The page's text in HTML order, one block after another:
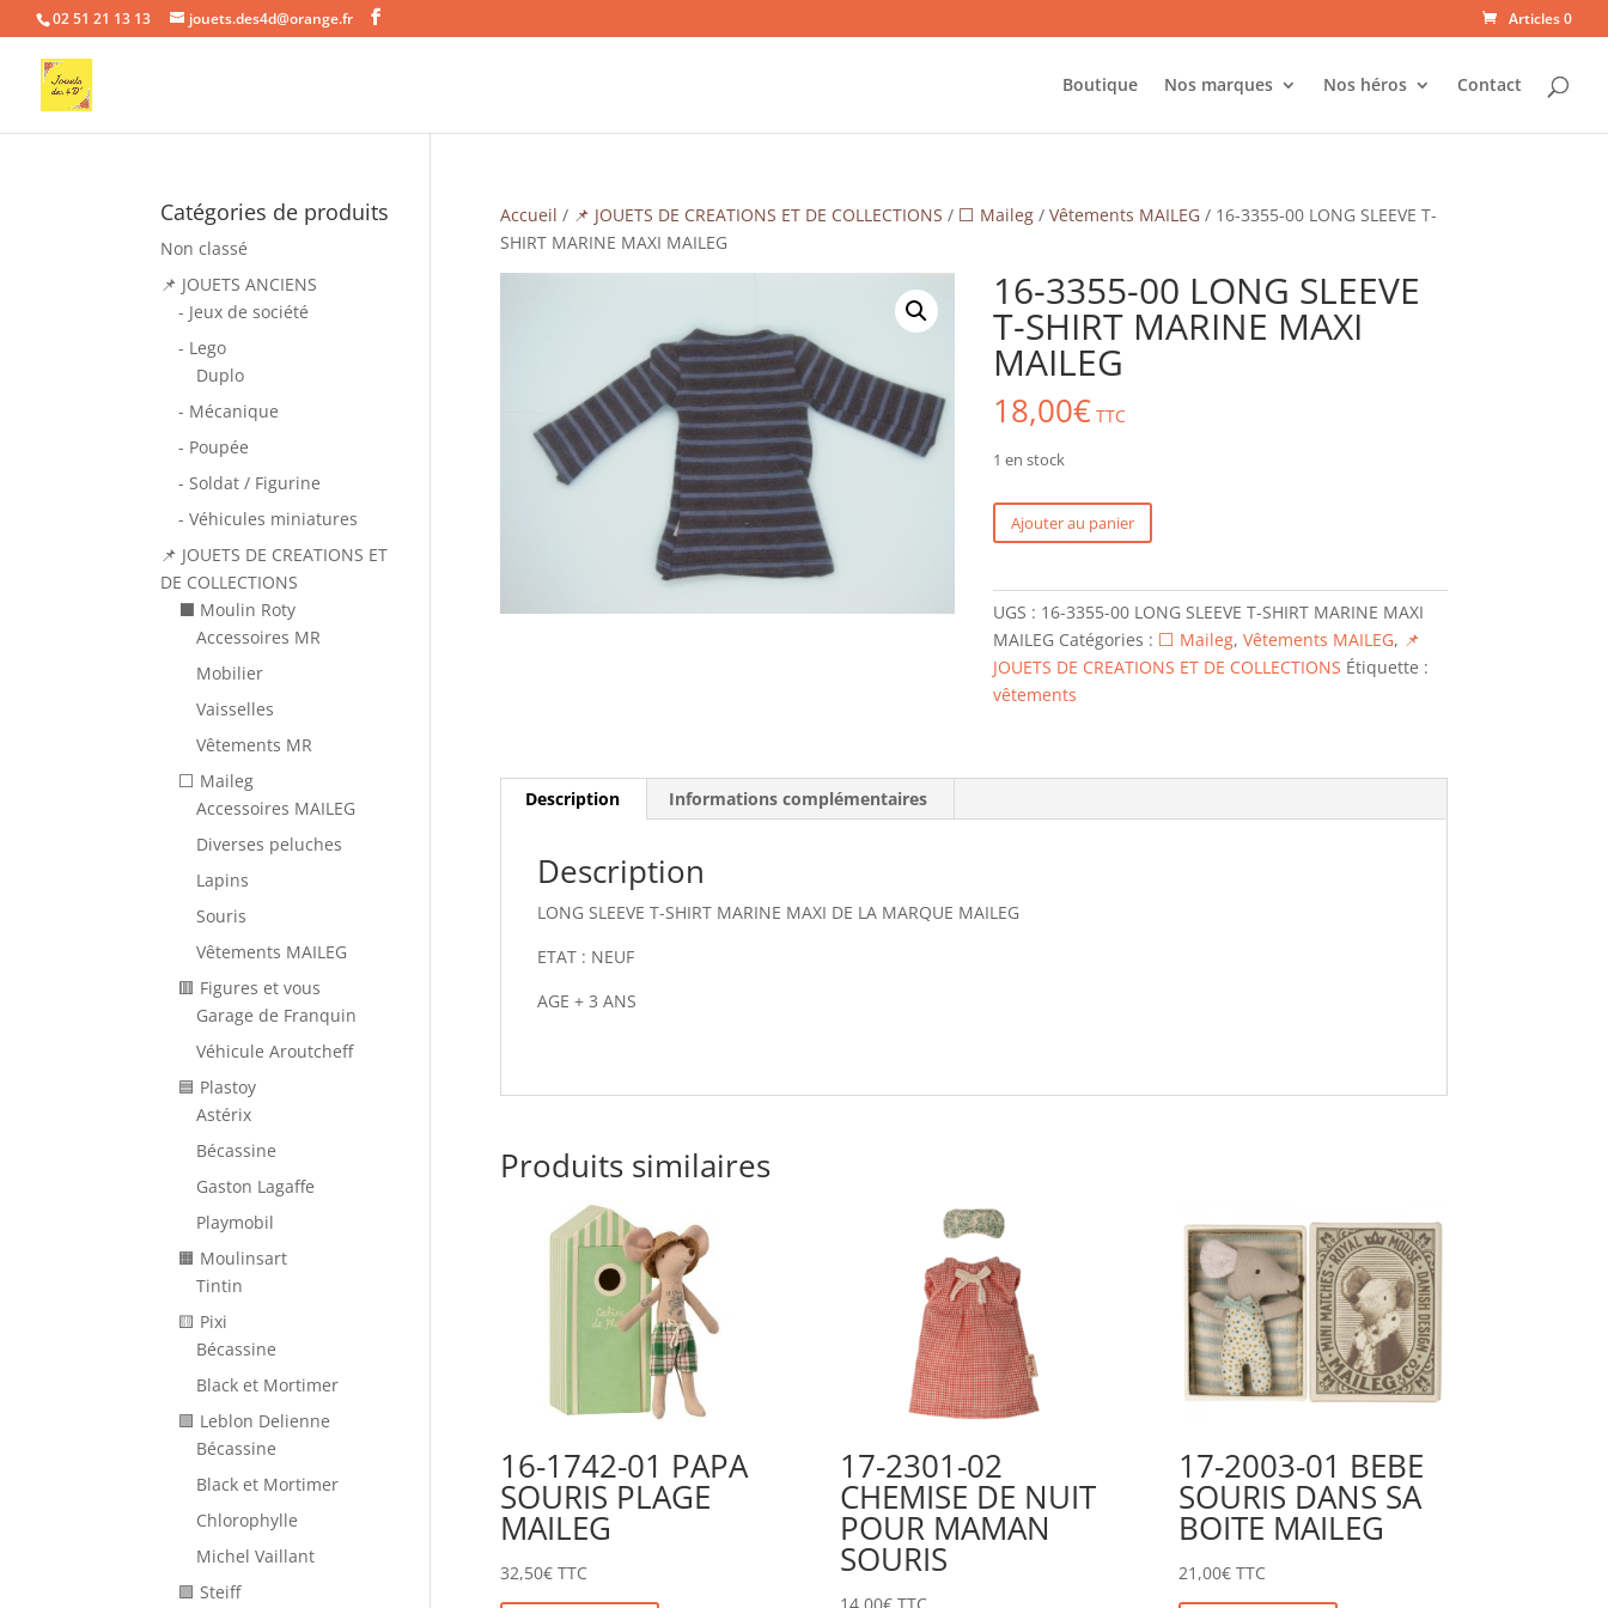
02 51 21 13 13 jouets.des4d@orange.fr Articles 0
Boutique Nos marques Nos héros Contact
Accueil / 📌 JOUETS DE CREATIONS ET DE COLLECTIONS / ⬜ Maileg/ Vêtements MAILEG/ 16-3355-00 LONG SLEEVE T-
SHIRT MARINE MAXI MAILEG
16-3355-00 LONG SLEEVE
T-SHIRT MARINE MAXI
MAILEG
18,00€ TTC
1 en stock
quantité
de
3355-
00
LONG
SLEEVE
T-
MAILEG
Ajouter au panier
UGS : 16-3355-00 LONG SLEEVE T-SHIRT MARINE MAXI
MAILEG Catégories : ⬜ Maileg, Vêtements MAILEG, 📌
JOUETS DE CREATIONS ET DE COLLECTIONS Étiquette :
vêtements
Description Informations complémentaires
Description
LONG SLEEVE T-SHIRT MARINE MAXI DE LA MARQUE MAILEG
ETAT : NEUF
AGE + 3 ANS
Produits similaires
16-1742-01 PAPA
SOURIS PLAGE
MAILEG
32,50€ TTC
17-2301-02
CHEMISE DE NUIT
POUR MAMAN
SOURIS
17-2003-01 BEBE
SOURIS DANS SA
BOITE MAILEG
21,00€ TTC
Catégories de produits
Non classé
📌 JOUETS ANCIENS
- Jeux de société
- Lego
Duplo
- Mécanique
- Poupée
- Soldat / Figurine
- Véhicules miniatures
📌 JOUETS DE CREATIONS ET
DE COLLECTIONS
⬛ Moulin Roty
Accessoires MR
Mobilier
Vaisselles
Vêtements MR
⬜ Maileg
Accessoires MAILEG
Diverses peluches
Lapins
Souris
Vêtements MAILEG
🟥 Figures et vous
Garage de Franquin
Véhicule Aroutcheff
🟦 Plastoy
Astérix
Bécassine
Gaston Lagaffe
Playmobil
🟧 Moulinsart
Tintin
🟨 Pixi
Bécassine
Black et Mortimer
🟩 Leblon Delienne
Bécassine
Black et Mortimer
Chlorophylle
Michel Vaillant
🟪 Steiff